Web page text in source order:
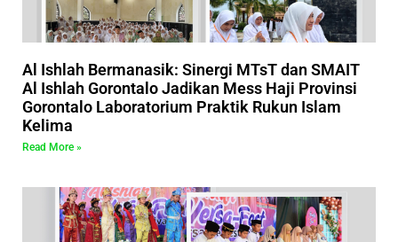
Al Ishlah Bermanasik: Sinergi MTsT dan SMAIT
Al Ishlah Gorontalo Jadikan Mess Haji Provinsi
Gorontalo Laboratorium Praktik Rukun Islam
Kelima
Read More »